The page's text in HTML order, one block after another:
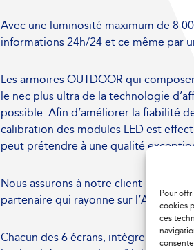
Pour
cookies
ces
Avec une luminosité maximum de 8
informations 24h/24 et ce même par
Les armoires OUTDOOR qui
le nec plus ultra de la technologie
possible. Afin d’améliorer la fiabilité
calibration des modules LED est
peut prétendre à une qualité
Nous assurons à notre client une
partenaire qui rayonne sur l’Afrique
Chacun des 6 écrans, intègre un